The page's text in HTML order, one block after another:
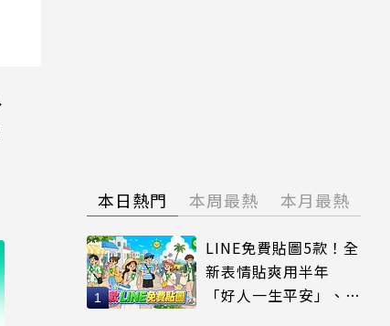
本日熱門 本周最熱 本月最熱
LINE免費貼圖5款！全
新表情貼爽用半年
「好人一生平安」、